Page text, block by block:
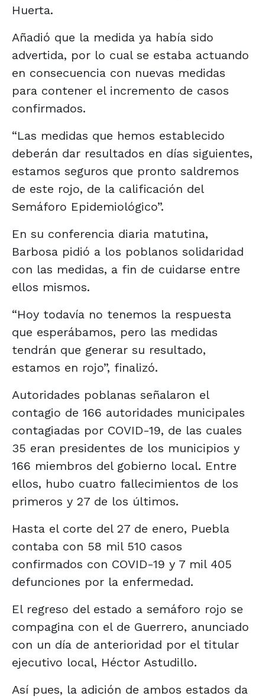
Huerta.
Añadió que la medida ya había sido
advertida, por lo cual se estaba actuando
en consecuencia con nuevas medidas
para contener el incremento de casos
confirmados.
“Las medidas que hemos establecido
deberán dar resultados en días siguientes,
estamos seguros que pronto saldremos
de este rojo, de la calificación del
Semáforo Epidemiológico”.
En su conferencia diaria matutina,
Barbosa pidió a los poblanos solidaridad
con las medidas, a fin de cuidarse entre
ellos mismos.
“Hoy todavía no tenemos la respuesta
que esperábamos, pero las medidas
tendrán que generar su resultado,
estamos en rojo”, finalizó.
Autoridades poblanas señalaron el
contagio de 166 autoridades municipales
contagiadas por COVID-19, de las cuales
35 eran presidentes de los municipios y
166 miembros del gobierno local. Entre
ellos, hubo cuatro fallecimientos de los
primeros y 27 de los últimos.
Hasta el corte del 27 de enero, Puebla
contaba con 58 mil 510 casos
confirmados con COVID-19 y 7 mil 405
defunciones por la enfermedad.
El regreso del estado a semáforo rojo se
compagina con el de Guerrero, anunciado
con un día de anterioridad por el titular
ejecutivo local, Héctor Astudillo.
Así pues, la adición de ambos estados da